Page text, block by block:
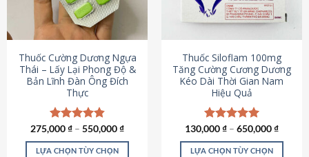
chọn
có
thể
chọn
trên
trang
sản
phẩm
chọn
có
được
chọn
trên
trang
sản
phẩm
Thuốc Cường Dương Ngựa
Thái – Lấy Lại Phong Độ &
Bản Lĩnh Đàn Ông Đích
Thực
Được xếp
hạng4.87
5 sao
275,000₫ – 550,000₫
LỰA CHỌN TÙY CHỌN
Thuốc Siloflam 100mg
Tăng Cường Cương Dương
Kéo Dài Thời Gian Nam
Hiệu Quả
Được xếp
hạng5.00
5 sao
130,000₫ – 650,000₫
LỰA CHỌN TÙY CHỌN